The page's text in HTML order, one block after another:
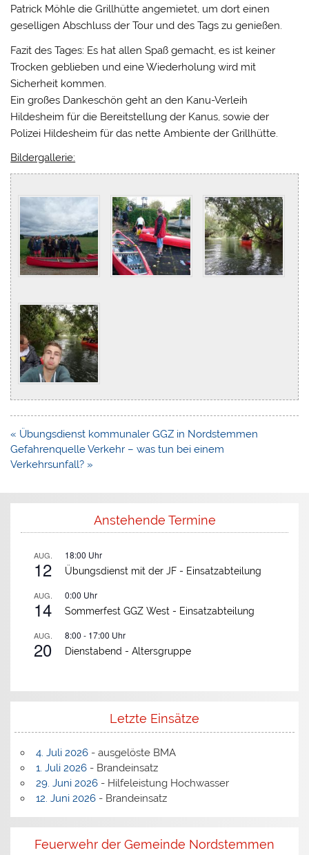
Patrick Möhle die Grillhütte angemietet, um dort einen
geselligen Abschluss der Tour und des Tags zu genießen.
Fazit des Tages: Es hat allen Spaß gemacht, es ist keiner
Trocken geblieben und eine Wiederholung wird mit
Sicherheit kommen.
Ein großes Dankeschön geht an den Kanu-Verleih
Hildesheim für die Bereitstellung der Kanus, sowie der
Polizei Hildesheim für das nette Ambiente der Grillhütte.
Bildergallerie:
Beitragsnavigation
« Übungsdienst kommunaler GGZ in Nordstemmen
Gefahrenquelle Verkehr – was tun bei einem
Verkehrsunfall? »
Anstehende Termine
AUG.
12
18:00 Uhr
Übungsdienst mit der JF - Einsatzabteilung
AUG.
14
0:00 Uhr
Sommerfest GGZ West - Einsatzabteilung
AUG.
20
8:00 - 17:00 Uhr
Dienstabend -Altersgruppe
Letzte Einsätze
4. Juli 2026- ausgelöste BMA
1. Juli 2026- Brandeinsatz
29. Juni 2026- Hilfeleistung Hochwasser
12. Juni 2026- Brandeinsatz
Feuerwehr der Gemeinde Nordstemmen